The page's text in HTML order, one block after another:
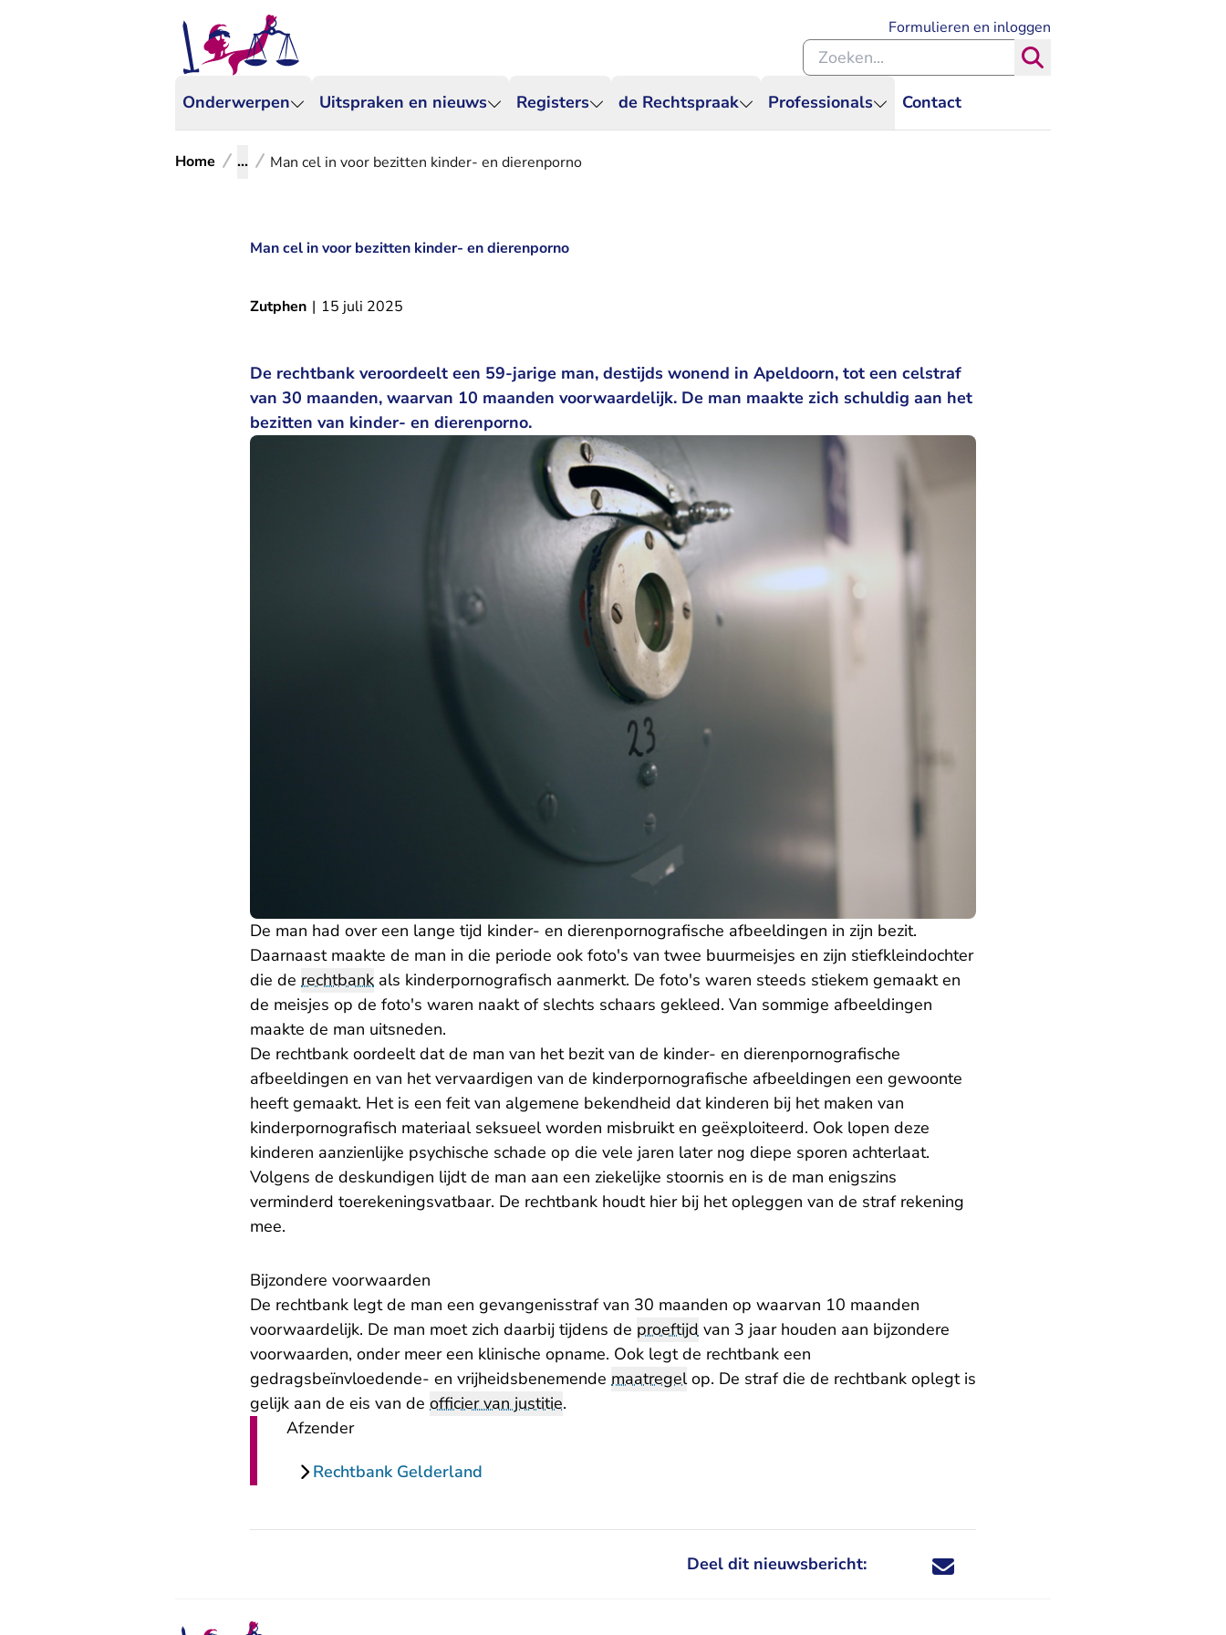
Onderwerpen Uitspraken en nieuws Registers de Rechtspraak Professionals Contact
Formulieren en inloggen
Zoeken binnen de Rechtspraak
Home ... Man cel in voor bezitten kinder- en dierenporno
Man cel in voor bezitten kinder- en dierenporno
Zutphen | 15 juli 2025
De rechtbank veroordeelt een 59-jarige man, destijds wonend in Apeldoorn, tot een celstraf
van 30 maanden, waarvan 10 maanden voorwaardelijk. De man maakte zich schuldig aan het
bezitten van kinder- en dierenporno.
De man had over een lange tijd kinder- en dierenpornografische afbeeldingen in zijn bezit.
Daarnaast maakte de man in die periode ook foto's van twee buurmeisjes en zijn stiefkleindochter
die de rechtbank als kinderpornografisch aanmerkt. De foto's waren steeds stiekem gemaakt en
de meisjes op de foto's waren naakt of slechts schaars gekleed. Van sommige afbeeldingen
maakte de man uitsneden.
De rechtbank oordeelt dat de man van het bezit van de kinder- en dierenpornografische
afbeeldingen en van het vervaardigen van de kinderpornografische afbeeldingen een gewoonte
heeft gemaakt. Het is een feit van algemene bekendheid dat kinderen bij het maken van
kinderpornografisch materiaal seksueel worden misbruikt en geëxploiteerd. Ook lopen deze
kinderen aanzienlijke psychische schade op die vele jaren later nog diepe sporen achterlaat.
Volgens de deskundigen lijdt de man aan een ziekelijke stoornis en is de man enigszins
verminderd toerekeningsvatbaar. De rechtbank houdt hier bij het opleggen van de straf rekening
mee.
Bijzondere voorwaarden
De rechtbank legt de man een gevangenisstraf van 30 maanden op waarvan 10 maanden
voorwaardelijk. De man moet zich daarbij tijdens de proeftijd van 3 jaar houden aan bijzondere
voorwaarden, onder meer een klinische opname. Ook legt de rechtbank een
gedragsbeïnvloedende- en vrijheidsbenemende maatregelop. De straf die de rechtbank oplegt is
gelijk aan de eis van de officier van justitie.
Afzender
Rechtbank Gelderland
Deel dit nieuwsbericht: Deel dit nieuwsbericht via X - U verlaat
Deel dit nieuwsbericht via Facebook - U
Deel dit nieuwsbericht via e-mail
Deel dit nieuwsbericht via LinkedIn - U